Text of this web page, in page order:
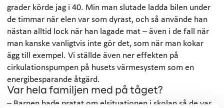
grader körde jag i 40. Min man slutade ladda bilen under
de timmar när elen var som dyrast, och så använde han
nästan alltid lock när han lagade mat – även i de fall när
man kanske vanligtvis inte gör det, som när man kokar
ägg till exempel. Vi ställde även ner effekten på
cirkulationspumpen på husets värmesystem som en
energibesparande åtgärd.
Var hela familjen med på tåget?
– Barnen hade pratat om elsituationen i skolan så de var